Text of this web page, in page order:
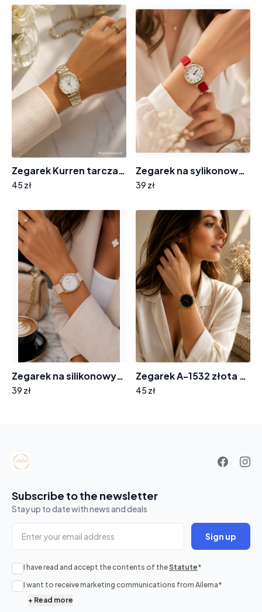
Zegarek Kurren tarcza cyrkonie F-7721
45 zł
Zegarek na sylikonowym pasku 8004 tarcza cyferki cyrkonie
39 zł
Zegarek na silikonowym pasku tarcza z cyrkoniami 8012
39 zł
Zegarek A-1532 złota bransoleta tarcza wskazówki
45 zł
No
products
Subscribe to the newsletter
Stay up to date with news and deals
Sign up
I have read and accept the contents of the Statute*
I want to receive marketing communications from Ailema*
+ Read more